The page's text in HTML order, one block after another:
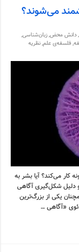
می‌شوند؟
,دانش محض,زبان‌شناسی,
,فلسفه‌ی علم,نظریه
کار می‌کند؟ آیا بشر به
و دلیل شکل‌گیری آگاهی
یکی از بزرگ‌ترین
«آگاهی …